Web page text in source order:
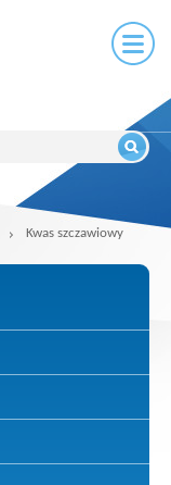
Kwas szczawiowy